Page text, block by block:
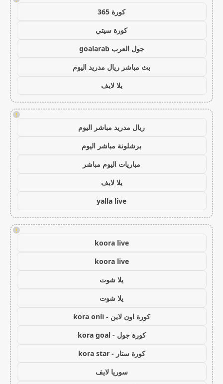
كورة 365
كورة سيتي
جول العرب goalarab
بث مباشر ريال مدريد اليوم
يلا لايف
!
ريال مدريد مباشر اليوم
برشلونة مباشر اليوم
مباريات اليوم مباشر
يلا لايف
yalla live
!
koora live
koora live
يلا شوت
يلا شوت
كورة اون لاين - kora onli
كورة جول - kora goal
كورة ستار - kora star
سوريا لايف